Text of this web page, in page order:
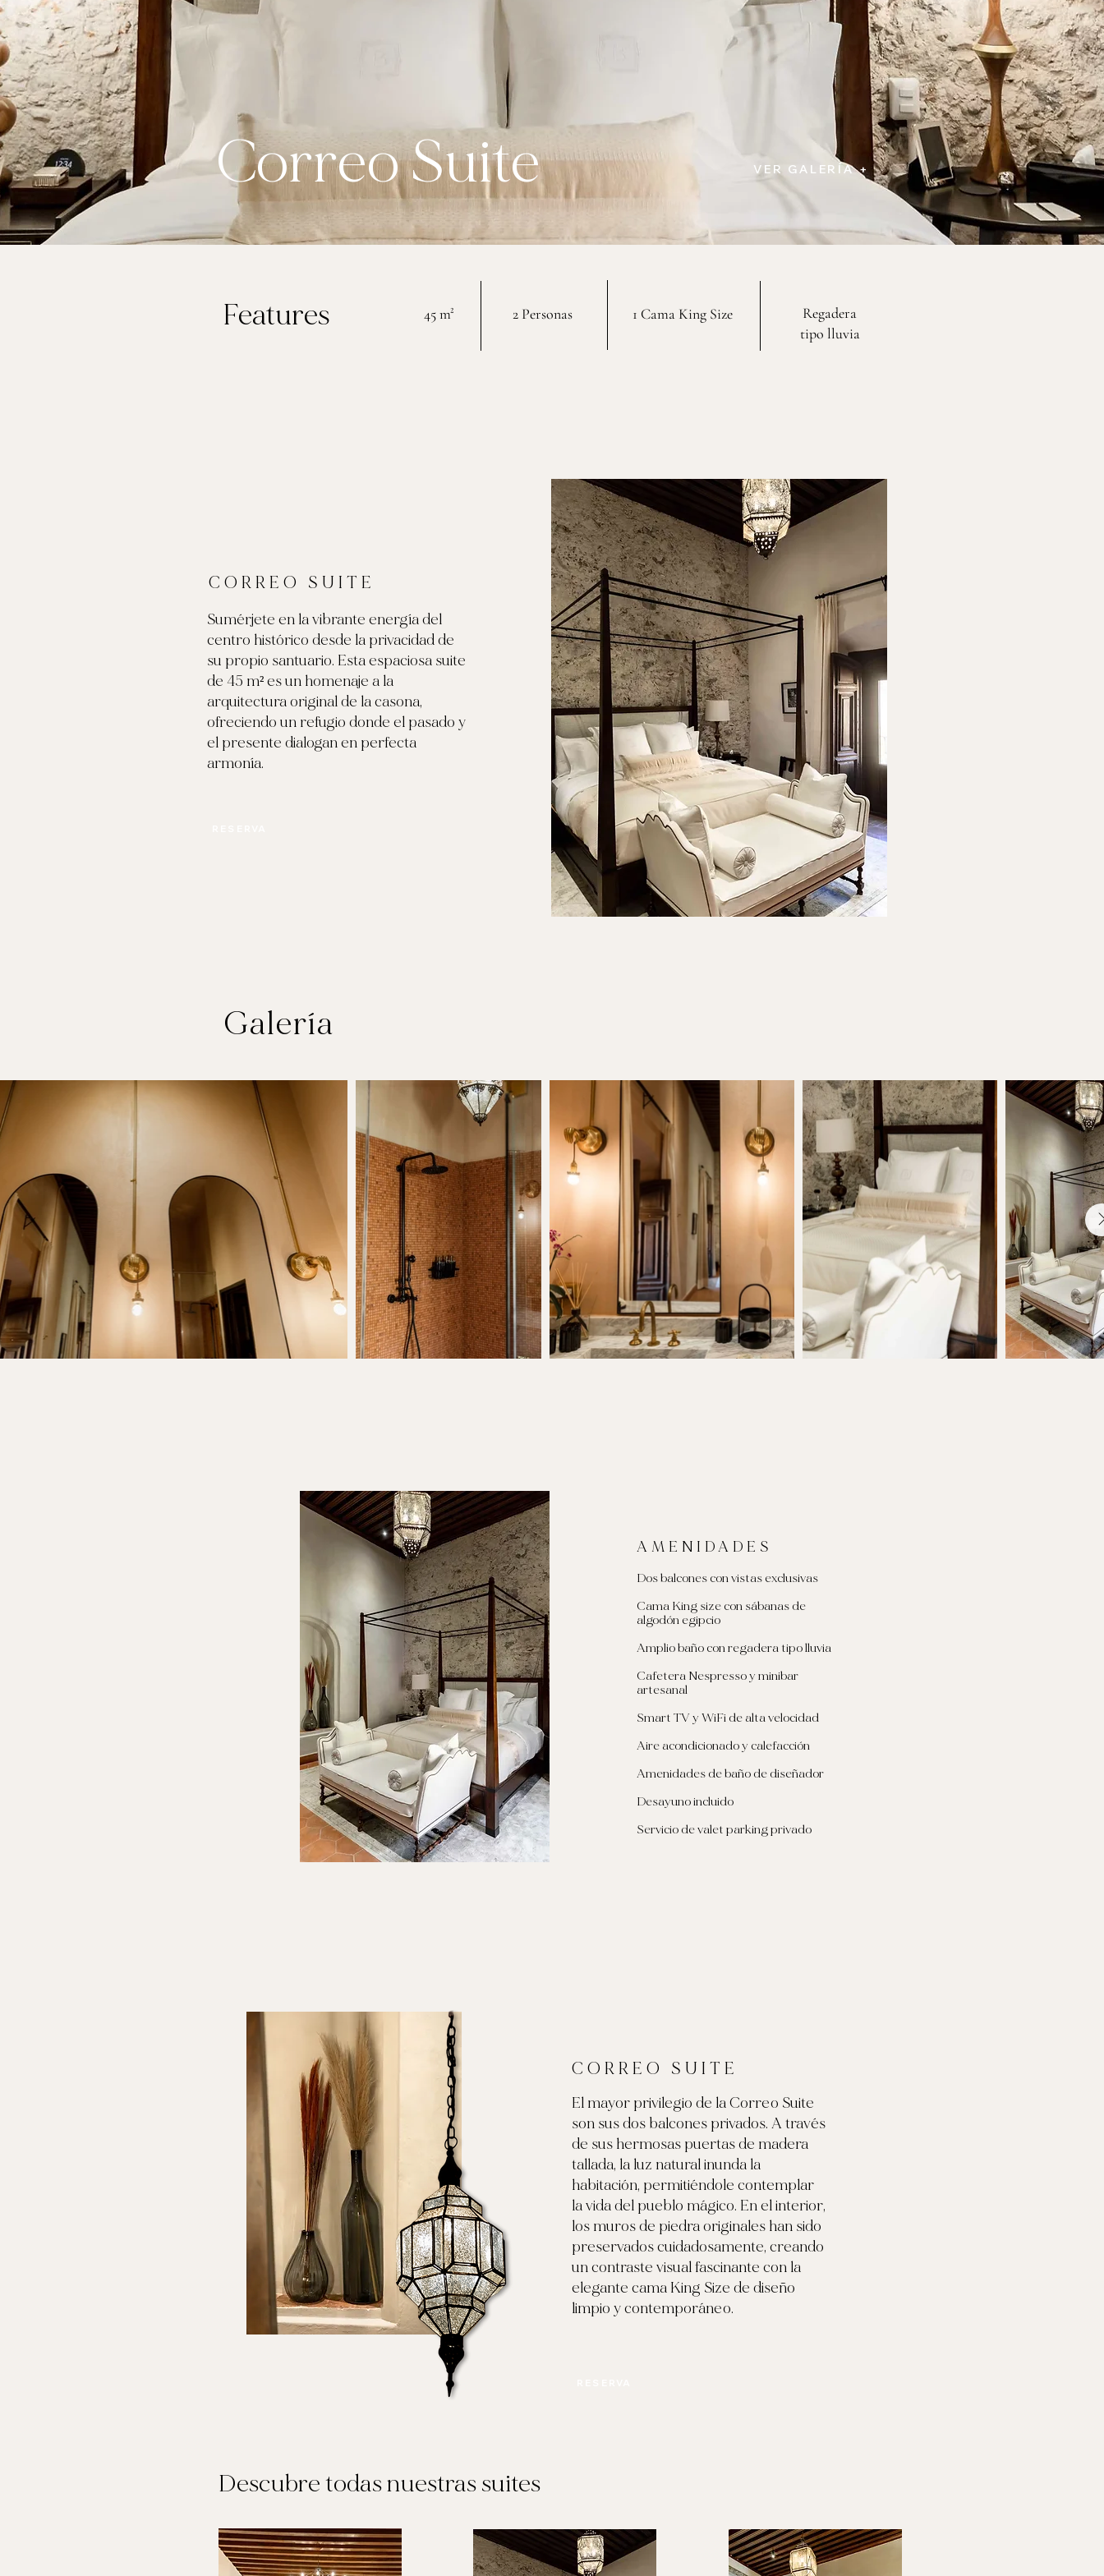
Correo Suite VER GALERÍA +
Features
Regadera
tipo lluvia
45 m² 2 Personas 1 Cama King Size
CORREO SUITE
Sumérjete en la vibrante energía del
centro histórico desde la privacidad de
su propio santuario. Esta espaciosa suite
de 45 m² es un homenaje a la
arquitectura original de la casona,
ofreciendo un refugio donde el pasado y
el presente dialogan en perfecta
armonía.
Galería
AMENIDADES
Dos balcones con vistas exclusivas
Cama King size con sábanas de
algodón egipcio
Amplio baño con regadera tipo lluvia
Cafetera Nespresso y minibar
artesanal
Smart TV y WiFi de alta velocidad
Aire acondicionado y calefacción
Amenidades de baño de diseñador
Desayuno incluido
Servicio de valet parking privado
CORREO SUITE
El mayor privilegio de la Correo Suite
son sus dos balcones privados. A través
de sus hermosas puertas de madera
tallada, la luz natural inunda la
habitación, permitiéndole contemplar
la vida del pueblo mágico. En el interior,
los muros de piedra originales han sido
preservados cuidadosamente, creando
un contraste visual fascinante con la
elegante cama King Size de diseño
limpio y contemporáneo.
Descubre todas nuestras suites